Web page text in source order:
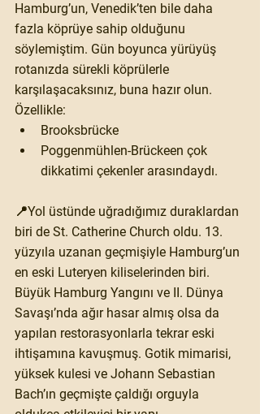
Hamburg’un, Venedik’ten bile daha
fazla köprüye sahip olduğunu
söylemiştim. Gün boyunca yürüyüş
rotanızda sürekli köprülerle
karşılaşacaksınız, buna hazır olun.
Özellikle:
Brooksbrücke
Poggenmühlen-Brückeen çok
dikkatimi çekenler arasındaydı.
📍Yol üstünde uğradığımız duraklardan
biri de St. Catherine Church oldu. 13.
yüzyıla uzanan geçmişiyle Hamburg’un
en eski Luteryen kiliselerinden biri.
Büyük Hamburg Yangını ve II. Dünya
Savaşı’nda ağır hasar almış olsa da
yapılan restorasyonlarla tekrar eski
ihtişamına kavuşmuş. Gotik mimarisi,
yüksek kulesi ve Johann Sebastian
Bach’ın geçmişte çaldığı orguyla